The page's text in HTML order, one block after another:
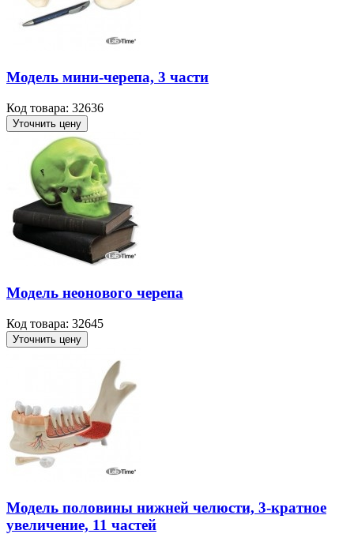
Модель мини-черепа, 3 части
Код товара: 32636
Уточнить цену
Модель неонового черепа
Код товара: 32645
Уточнить цену
Модель половины нижней челюсти, 3-кратное
увеличение, 11 частей